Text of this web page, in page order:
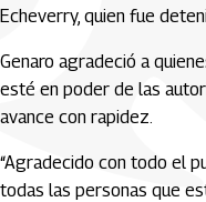
Echeverry, quien fue
Genaro agradeció a
esté en poder de las
avance con rapidez.
“Agradecido con todo el
todas las personas que